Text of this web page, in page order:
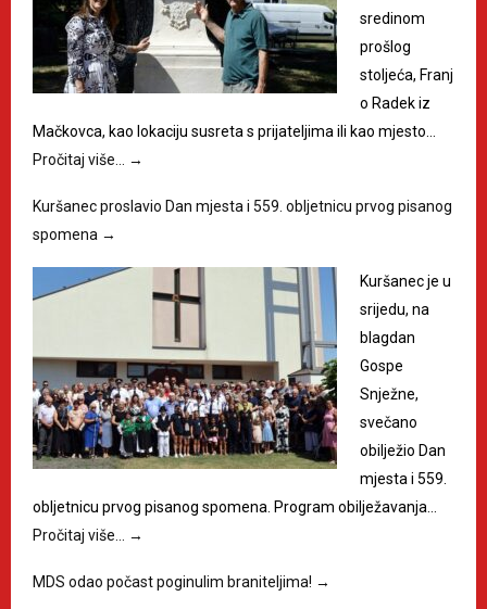
sredinom
prošlog
stoljeća, Franj
o Radek iz
Mačkovca, kao lokaciju susreta s prijateljima ili kao mjesto…
Pročitaj više…
→
Kuršanec proslavio Dan mjesta i 559. obljetnicu prvog pisanog
spomena →
Kuršanec je u
srijedu, na
blagdan
Gospe
Snježne,
svečano
obilježio Dan
mjesta i 559.
obljetnicu prvog pisanog spomena. Program obilježavanja…
Pročitaj više…
→
MDS odao počast poginulim braniteljima! →